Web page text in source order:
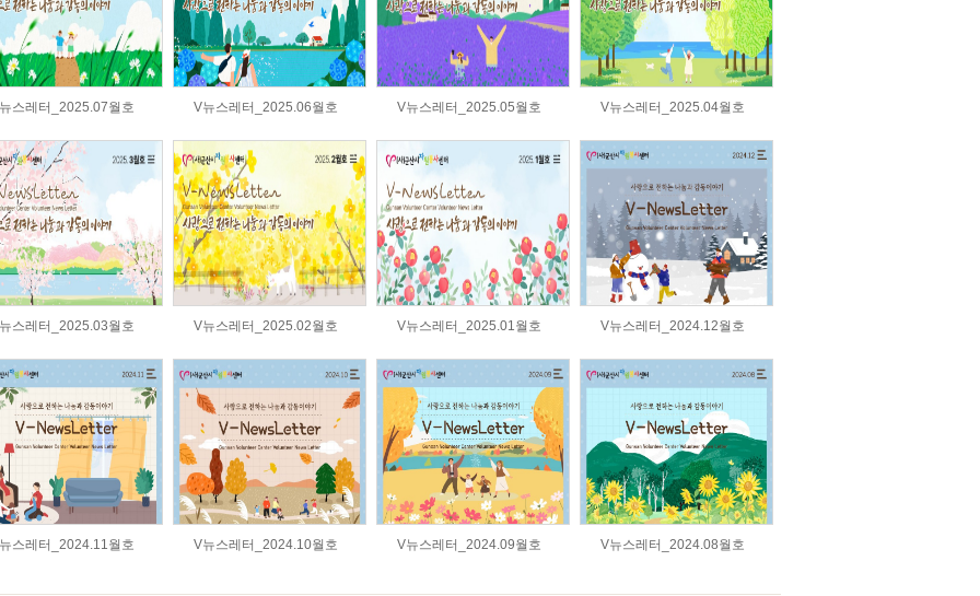
스레터_2025.07월호 V뉴스레터_2025.06월호 V뉴스레터_2025.05월호 V뉴스레터_2025.04월호
스레터_2025.03월호 V뉴스레터_2025.02월호 V뉴스레터_2025.01월호 V뉴스레터_2024.12월호
스레터_2024.11월호 V뉴스레터_2024.10월호 V뉴스레터_2024.09월호 V뉴스레터_2024.08월호